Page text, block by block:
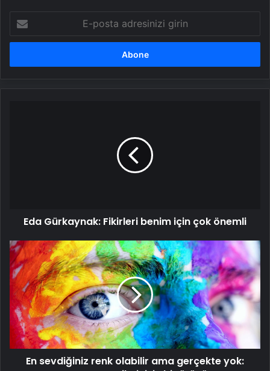
posta
adresinizi
Eda Gürkaynak: Fikirleri benim için çok önemli
En
sevdiğiniz
renk
olabilir
ama
gerçekte
yok:
Tamamen
zihninizin
En sevdiğiniz renk olabilir ama gerçekte yok: